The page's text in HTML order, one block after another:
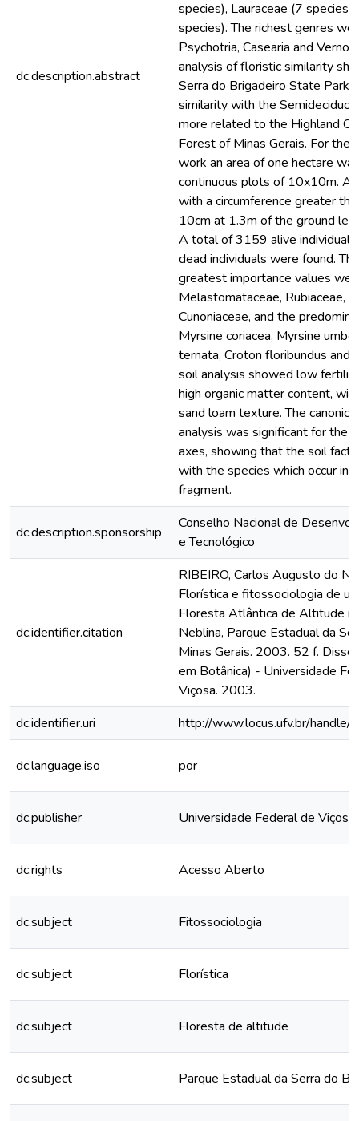
dc.description.abstract
species), Lauraceae (7 species)
species). The richest genres
Psychotria, Casearia and
analysis of floristic similarity
Serra do Brigadeiro State Park
similarity with the
more related to the Highland
Forest of Minas Gerais. For the
work an area of one hectare
continuous plots of 10x10m.
with a circumference greater
10cm at 1.3m of the ground
A total of 3159 alive
dead individuals were found.
greatest importance values
Melastomataceae, Rubiaceae,
Cunoniaceae, and the
Myrsine coriacea, Myrsine
ternata, Croton floribundus and
soil analysis showed low
high organic matter content,
sand loam texture. The canonic
analysis was significant for the
axes, showing that the soil
with the species which occur in
fragment.
dc.description.sponsorship
Conselho Nacional de
e Tecnológico
dc.identifier.citation
RIBEIRO, Carlos Augusto do
Florística e fitossociologia de
Floresta Atlântica de Altitude
Neblina, Parque Estadual da
Minas Gerais. 2003. 52 f.
em Botânica) - Universidade
Viçosa. 2003.
dc.identifier.uri
http://www.locus.ufv.br/
dc.language.iso por
dc.publisher Universidade Federal de Viçosa
dc.rights Acesso Aberto
dc.subject Fitossociologia
dc.subject Florística
dc.subject Floresta de altitude
dc.subject Parque Estadual da Serra do